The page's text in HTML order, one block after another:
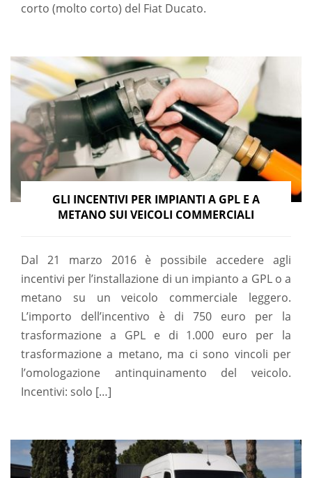
corto (molto corto) del Fiat Ducato.
GLI INCENTIVI PER IMPIANTI A GPL E A
METANO SUI VEICOLI COMMERCIALI
Dal 21 marzo 2016 è possibile accedere agli
incentivi per l’installazione di un impianto a GPL o a
metano su un veicolo commerciale leggero.
L’importo dell’incentivo è di 750 euro per la
trasformazione a GPL e di 1.000 euro per la
trasformazione a metano, ma ci sono vincoli per
l’omologazione antinquinamento del veicolo.
Incentivi: solo […]